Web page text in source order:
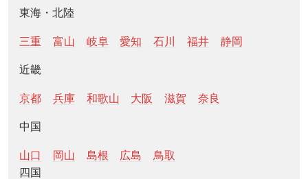
東海・北陸
三重 富山 岐阜 愛知 石川 福井 静岡
近畿
京都 兵庫 和歌山 大阪 滋賀 奈良
中国
山口 岡山 島根 広島
鳥取
四国